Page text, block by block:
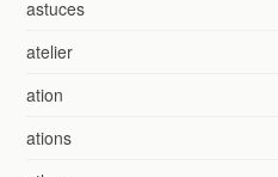
astuces
atelier
ation
ations